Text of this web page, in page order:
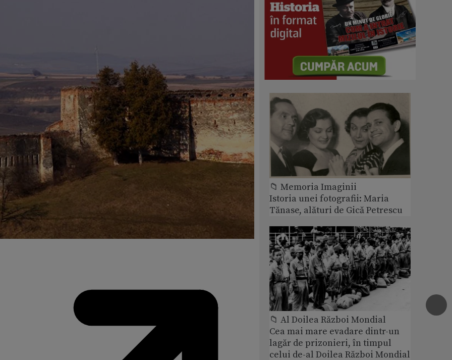
📁 Memoria Imaginii
Istoria unei fotografii: Maria
Tănase, alături de Gică Petrescu
📁 Al Doilea Război Mondial
Cea mai mare evadare dintr-un
lagăr de prizonieri, în timpul
celui de-al Doilea Război Mondial